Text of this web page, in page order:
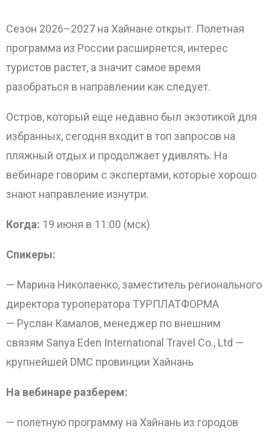
Сезон 2026–2027 на Хайнане открыт. Полетная
программа из России расширяется, интерес
туристов растет, а значит самое время
разобраться в направлении как следует.
Остров, который еще недавно был экзотикой для
избранных, сегодня входит в топ запросов на
пляжный отдых и продолжает удивлять. На
вебинаре говорим с экспертами, которые хорошо
знают направление изнутри.
Когда: 19 июня в 11:00 (мск)
Спикеры:
— Марина Николаенко, заместитель регионального
директора туроператора ТУРПЛАТФОРМА
— Руслан Камалов, менеджер по внешним
связям Sanya Eden International Travel Co., Ltd —
крупнейшей DMC провинции Хайнань
На вебинаре разберем:
— полетную программу на Хайнань из городов
ОТПРАВИТЬ